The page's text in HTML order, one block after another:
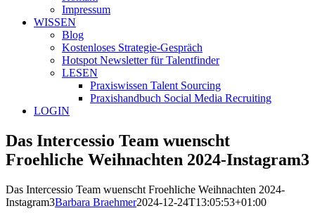
Impressum
WISSEN
Blog
Kostenloses Strategie-Gespräch
Hotspot Newsletter für Talentfinder
LESEN
Praxiswissen Talent Sourcing
Praxishandbuch Social Media Recruiting
LOGIN
Das Intercessio Team wuenscht
Froehliche Weihnachten 2024-Instagram3
Das Intercessio Team wuenscht Froehliche Weihnachten 2024-
Instagram3Barbara Braehmer2024-12-24T13:05:53+01:00